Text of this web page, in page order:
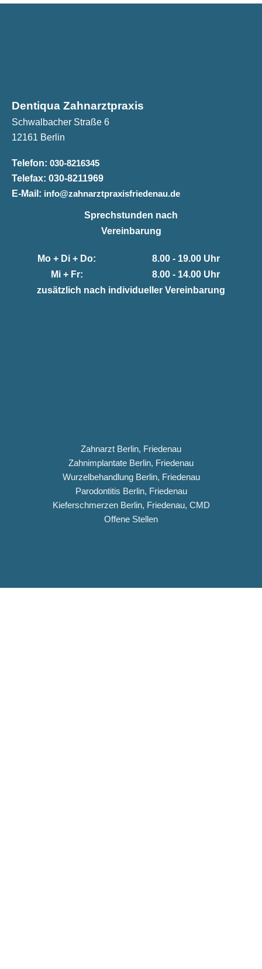
Dentiqua Zahnarztpraxis
Schwalbacher Straße 6
12161 Berlin
Telefon: 030-8216345
Telefax: 030-8211969
E-Mail: info@zahnarztpraxisfriedenau.de
Sprechstunden nach
Vereinbarung
Mo + Di + Do:
8.00 - 19.00 Uhr
Mi + Fr:
8.00 - 14.00 Uhr
zusätzlich nach individueller Vereinbarung
Zahnarzt Berlin, Friedenau
Zahnimplantate Berlin, Friedenau
Wurzelbehandlung Berlin, Friedenau
Parodontitis Berlin, Friedenau
Kieferschmerzen Berlin, Friedenau, CMD
Offene Stellen